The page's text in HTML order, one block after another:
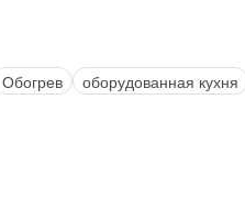
Обогрев
оборудованная кухня